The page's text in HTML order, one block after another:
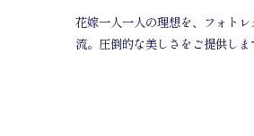
花嫁一人一人の理想を、フォト
流。圧倒的な美しさをご提供しま